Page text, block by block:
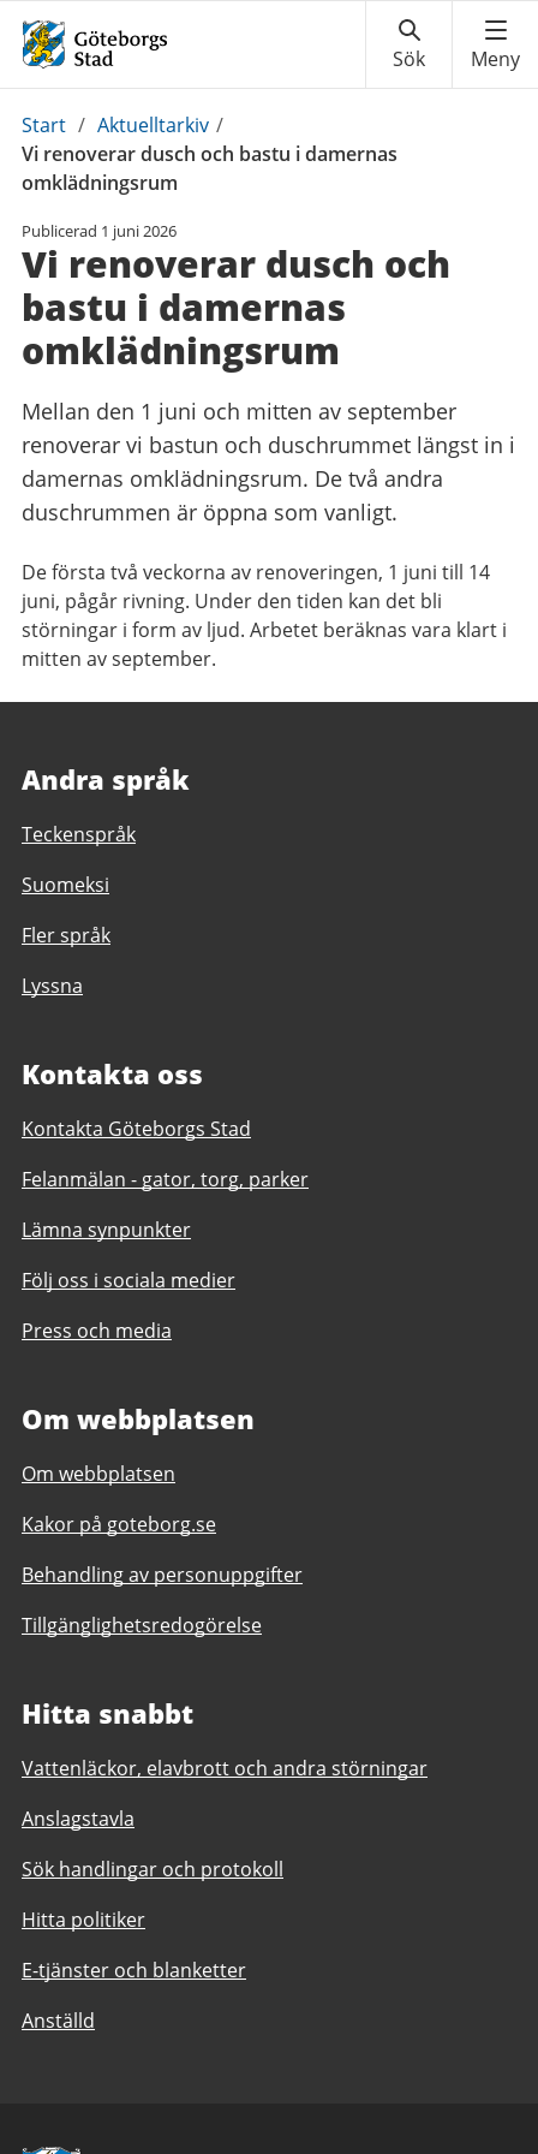
Du
är
här:
Start / Aktuelltarkiv /
Vi renoverar dusch och bastu i damernas
omklädningsrum
Publicerad 1 juni 2026
Vi renoverar dusch och
bastu i damernas
omklädningsrum
Mellan den 1 juni och mitten av september
renoverar vi bastun och duschrummet längst in i
damernas omklädningsrum. De två andra
duschrummen är öppna som vanligt.
De första två veckorna av renoveringen, 1 juni till 14
juni, pågår rivning. Under den tiden kan det bli
störningar i form av ljud. Arbetet beräknas vara klart i
mitten av september.
Andra språk
Teckenspråk
Suomeksi
Fler språk
Lyssna
Kontakta oss
Kontakta Göteborgs Stad
Felanmälan - gator, torg, parker
Lämna synpunkter
Följ oss i sociala medier
Press och media
Om webbplatsen
Om webbplatsen
Kakor på goteborg.se
Behandling av personuppgifter
Tillgänglighetsredogörelse
Hitta snabbt
Vattenläckor, elavbrott och andra störningar
Anslagstavla
Sök handlingar och protokoll
Hitta politiker
E-tjänster och blanketter
Anställd